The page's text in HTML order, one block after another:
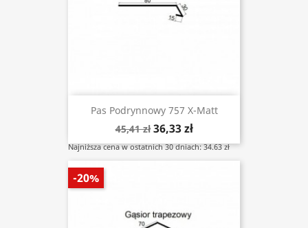
Pas Podrynnowy 757 X-Matt
45,41 zł 36,33 zł
Najniższa cena w ostatnich 30 dniach: 34.63 zł
-20%